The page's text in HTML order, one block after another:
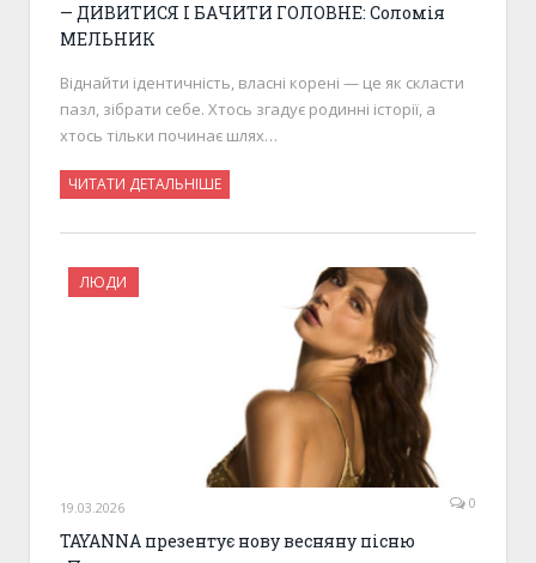
— ДИВИТИСЯ І БАЧИТИ ГОЛОВНЕ: Соломія
МЕЛЬНИК
Віднайти ідентичність, власні корені — це як скласти
пазл, зібрати себе. Хтось згадує родинні історії, а
хтось тільки починає шлях…
ЧИТАТИ ДЕТАЛЬНІШЕ
ЛЮДИ
19.03.2026 0
TAYANNA презентує нову весняну пісню